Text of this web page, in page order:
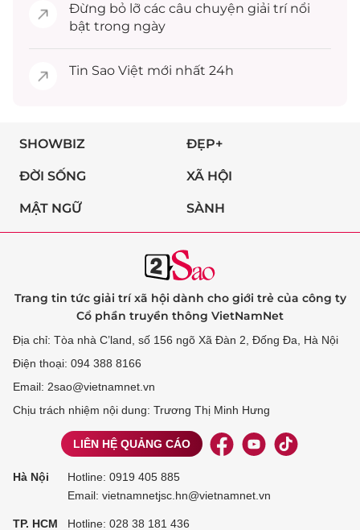
Đừng bỏ lỡ các câu chuyện giải trínổi
bật trong ngày
Tin Sao Việt mới nhất 24h
SHOWBIZ ĐẸP+
ĐỜI SỐNG XÃ HỘI
MẬT NGỮ SÀNH
Trang tin tức giải trí xã hội dành cho giới trẻ của công ty
Cổ phần truyền thông VietNamNet
Địa chỉ: Tòa nhà C’land, số 156 ngõ Xã Đàn 2, Đống Đa, Hà Nội
Điện thoại: 094 388 8166
Email: 2sao@vietnamnet.vn
Chịu trách nhiệm nội dung: Trương Thị Minh Hưng
LIÊN HỆ QUẢNG CÁO
Hà Nội Hotline: 0919 405 885
Email: vietnamnetjsc.hn@vietnamnet.vn
TP. HCM Hotline: 028 38 181 436